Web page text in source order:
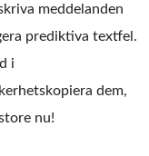
meddelanden
prediktiva textfel.
i
dem,
nu!